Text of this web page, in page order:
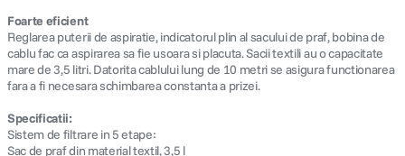
Foarte eficient
Reglarea puterii de aspiratie, indicatorul plin al sacului de praf, bobina de
cablu fac ca aspirarea sa fie usoara si placuta. Sacii textili au o capacitate
mare de 3,5 litri. Datorita cablului lung de 10 metri se asigura functionarea
fara a fi necesara schimbarea constanta a prizei.
Specificatii:
Sistem de filtrare in 5 etape:
Sac de praf din material textil, 3,5 l